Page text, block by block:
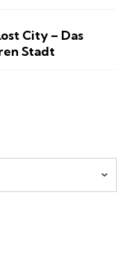
City – Das
Stadt